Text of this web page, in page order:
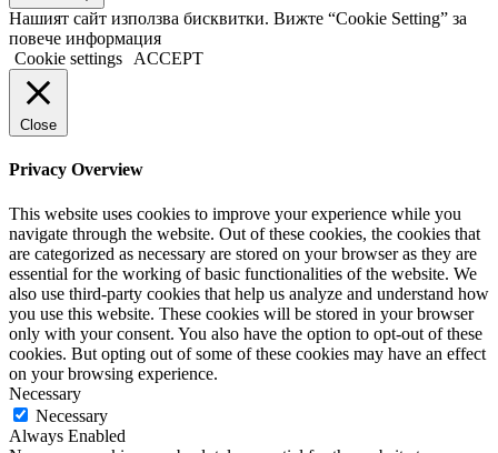
Нашият сайт използва бисквитки. Вижте “Cookie Setting” за
повече информация
Cookie settings
ACCEPT
Close
Privacy Overview
This website uses cookies to improve your experience while you
navigate through the website. Out of these cookies, the cookies that
are categorized as necessary are stored on your browser as they are
essential for the working of basic functionalities of the website. We
also use third-party cookies that help us analyze and understand how
you use this website. These cookies will be stored in your browser
only with your consent. You also have the option to opt-out of these
cookies. But opting out of some of these cookies may have an effect
on your browsing experience.
Necessary
Necessary
Always Enabled